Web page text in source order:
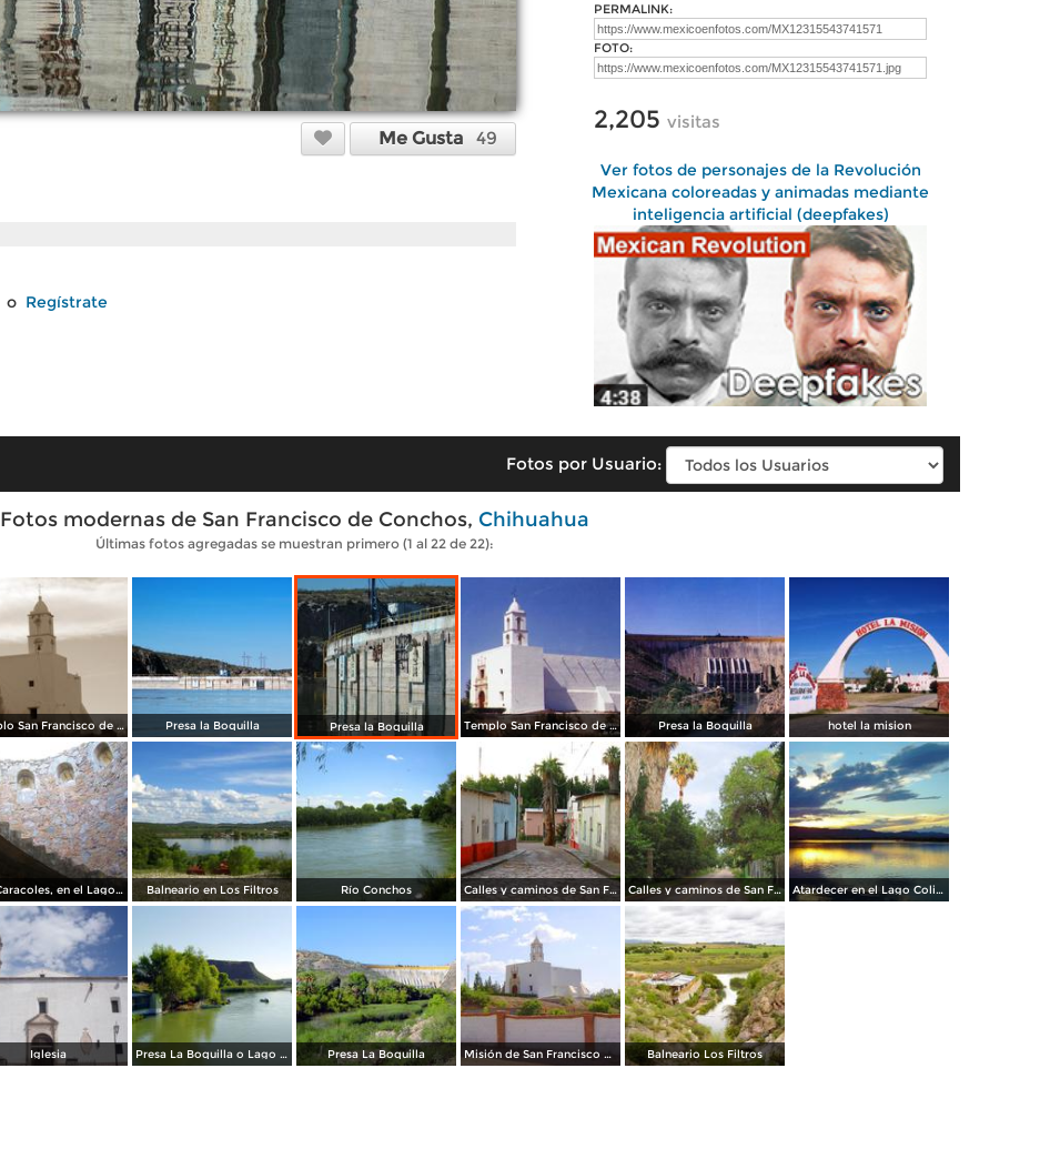
Me Gusta 49
o Regístrate
PERMALINK:
FOTO:
2,205 visitas
Ver fotos de personajes de la Revolución
Mexicana coloreadas y animadas mediante
inteligencia artificial (deepfakes)
Fotos por Usuario:
Fotos modernas de San Francisco de Conchos, Chihuahua
Últimas fotos agregadas se muestran primero (1 al 22 de 22):
Templo San Francisco de Asis Presa la Boquilla Presa la Boquilla Templo San Francisco de Asis Presa la Boquilla hotel la mision
Los Caracoles, en el Lago del Tigre Balneario en Los Filtros Río Conchos Calles y caminos de San Francisco de Conchos Calles y caminos de San Francisco de Conchos Atardecer en el Lago Colina
Iglesia Presa La Boquilla o Lago Toronto Presa La Boquilla Misión de San Francisco de Conchos Balneario Los Filtros